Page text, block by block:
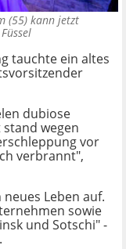
(55) kann jetzt
tauchte ein altes
dubiose
wegen
vor
verbrannt",
Leben auf.
sowie
und Sotschi" -